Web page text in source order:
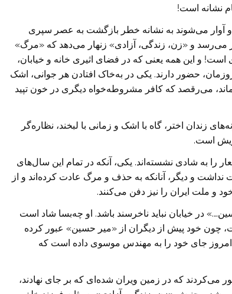
نشانه است!
آوار می‌شوند به نشانه خطر بازگشت به عصر سپری
می‌رسد و «زن، زندگی، آزادی» زنهار می‌دهد که «مرگ»
است! و این همه یعنی که در فضای اثیری خانه و خیابان،
حضور دارند. یکی در به‌خاک افتادن هر جوانی، اشک
می‌رقصد که کافر مشروطه‌خواه دیگری در خون تپید
زندان اختر، گاه با اشک و ‌زمانی با لبخند، نظاره‌گر
است.
به شادی نشسته‌اند. یکی، آنکه در تمام این سال‌های
و دیگر، آنانکه به حذف و مرگ عادت کرده‌اند و از
ملت ایران را نیز دفن می‌کنند.
در خیابان نباید ناخرسند باشد. او چه‌بسا شاد است
چون خود پیش از دیگران از «میر حسین» عبور کرده
امروز جای خود را به مهندس موسوی داده است که
می‌کردند که در زمین ویران شده‌ای که بر جای نهادند،